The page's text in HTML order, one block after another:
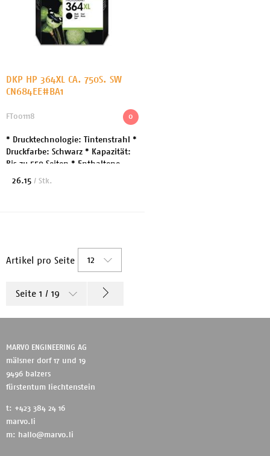
DKP HP 364XL CA. 750S. SW
CN684EE#BA1
0
FT001118
* Drucktechnologie: Tintenstrahl *
Druckfarbe: Schwarz * Kapazität:
Bis zu 550 Seiten * Enthaltene
Menge: 1 * Entwickelt für diverse
26.15 / Stk.
Artikel pro Seite 12
Seite 1 / 19
MARVO ENGINEERING AG
mälsner dorf 17 und 19
9496 balzers
fürstentum liechtenstein
t: +423 384 24 16
marvo.li
m:
hallo@marvo.li